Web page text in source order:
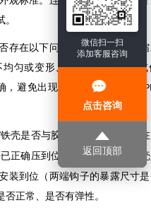
微信扫一扫
添加客服咨询
点击咨询
返回顶部
存在以下问题：缺料、毛刺、
匀或变形、卡点翘曲、下沉
，避免出现 识别错误或没有
铁壳是否与胶壳紧密贴合，不存
正确压到位，未偏压；检查胶
装到位（两端钩子的暴露尺寸
正常、是否有弹性。